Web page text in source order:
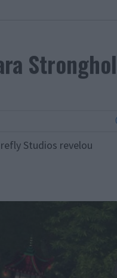
Studios revelou